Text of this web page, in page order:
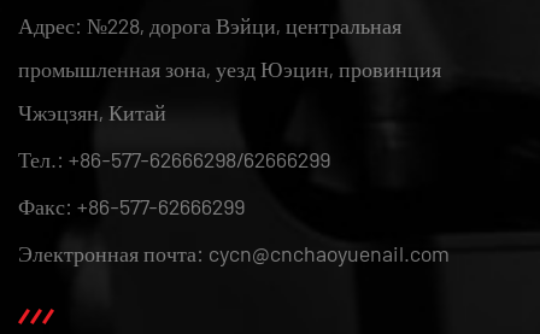
Адрес: №228, дорога Вэйци, центральная
промышленная зона, уезд Юэцин, провинция
Чжэцзян, Китай
Тел.: +86-577-62666298/62666299
Факс: +86-577-62666299
Электронная почта: cycn@cnchaoyuenail.com